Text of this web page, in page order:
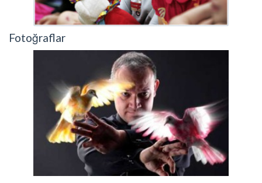
Fotoğraflar